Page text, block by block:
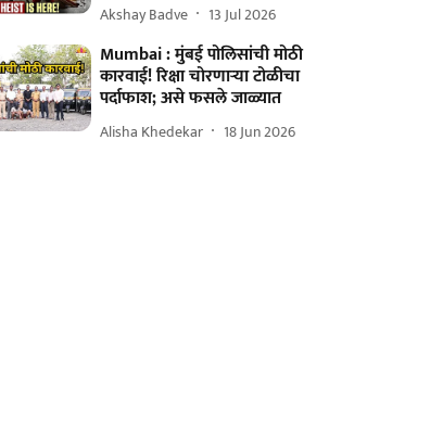
Akshay Badve 13 Jul 2026
Mumbai : मुंबई पोलिसांची मोठी
कारवाई! रिक्षा चोरणाऱ्या टोळीचा
पर्दाफाश; असे फसले जाळ्यात
Alisha Khedekar 18 Jun 2026